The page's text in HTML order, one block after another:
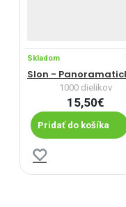
Skladom
1000 dielikov
15,50€
Pridať do košíka